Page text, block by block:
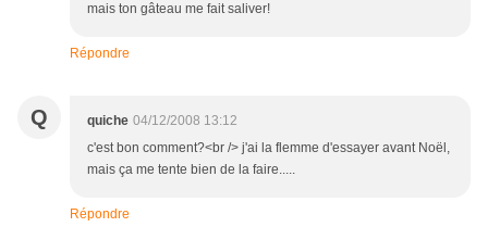
mais ton gâteau me fait saliver!
Répondre
Q quiche 04/12/2008 13:12
c'est bon comment?<br /> j'ai la flemme d'essayer avant Noël,
mais ça me tente bien de la faire.....
Répondre